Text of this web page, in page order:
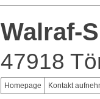
Walraf-
47918
Homepage Kontakt